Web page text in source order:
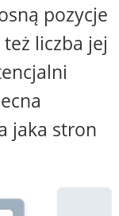
pozycje
liczba jej
jaka stron